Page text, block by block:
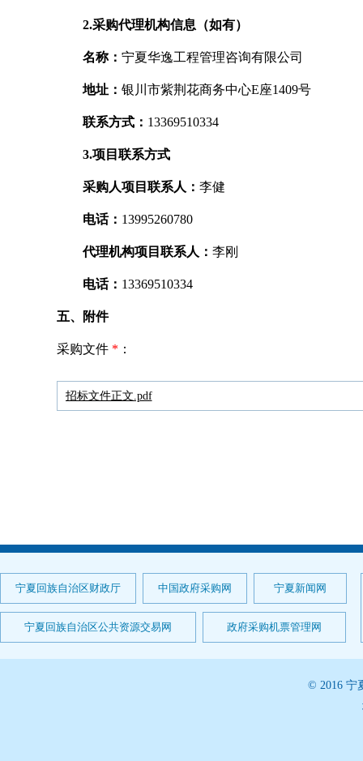
2.采购代理机构信息（如有）
名称： 宁夏华逸工程管理咨询有限公司
地址： 银川市紫荆花商务中心E座1409号
联系方式： 13369510334
3.项目联系方式
采购人项目联系人： 李健
电话： 13995260780
代理机构项目联系人： 李刚
电话： 13369510334
五、附件
采购文件* ：
招标文件正文.pdf
宁夏回族自治区财政厅 中国政府采购网 宁夏新闻网
宁夏回族自治区公共资源交易网 政府采购机票管理网
© 2016 宁